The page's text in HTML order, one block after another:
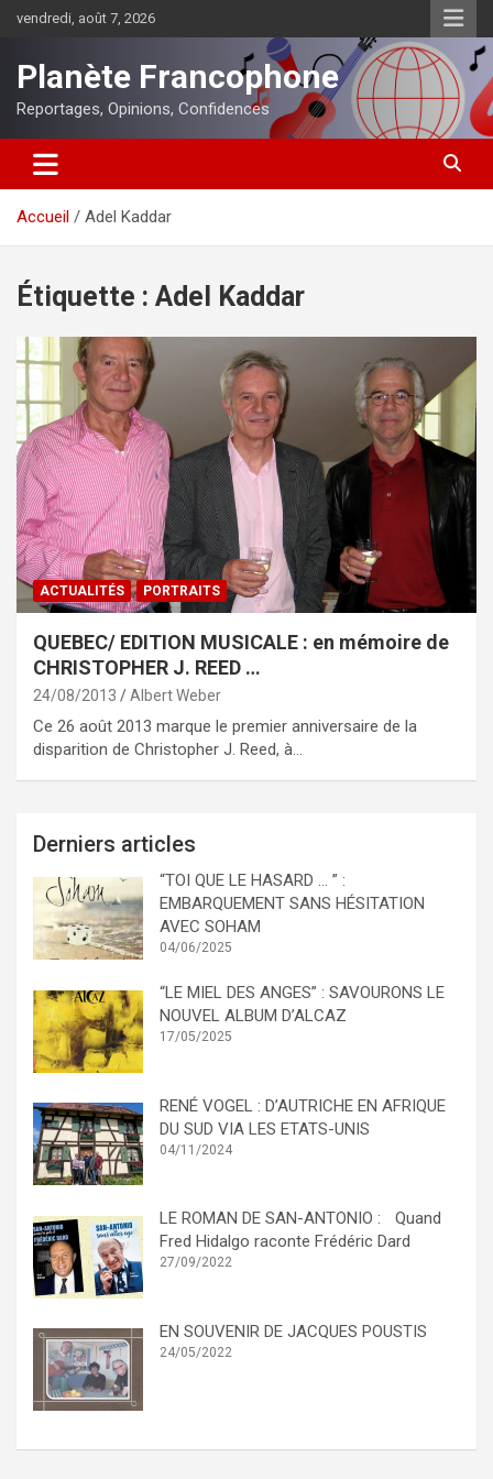
vendredi, août 7, 2026
Planète Francophone
Reportages, Opinions, Confidences
Accueil Adel Kaddar
Étiquette : Adel Kaddar
ACTUALITÉS PORTRAITS
QUEBEC/ EDITION MUSICALE : en mémoire de
CHRISTOPHER J. REED …
24/08/2013 Albert Weber
Ce 26 août 2013 marque le premier anniversaire de la
disparition de Christopher J. Reed, à…
Derniers articles
“TOI QUE LE HASARD … ” :
EMBARQUEMENT SANS HÉSITATION
AVEC SOHAM
04/06/2025
“LE MIEL DES ANGES” : SAVOURONS LE
NOUVEL ALBUM D’ALCAZ
17/05/2025
RENÉ VOGEL : D’AUTRICHE EN AFRIQUE
DU SUD VIA LES ETATS-UNIS
04/11/2024
LE ROMAN DE SAN-ANTONIO : Quand
Fred Hidalgo raconte Frédéric Dard
27/09/2022
EN SOUVENIR DE JACQUES POUSTIS
24/05/2022